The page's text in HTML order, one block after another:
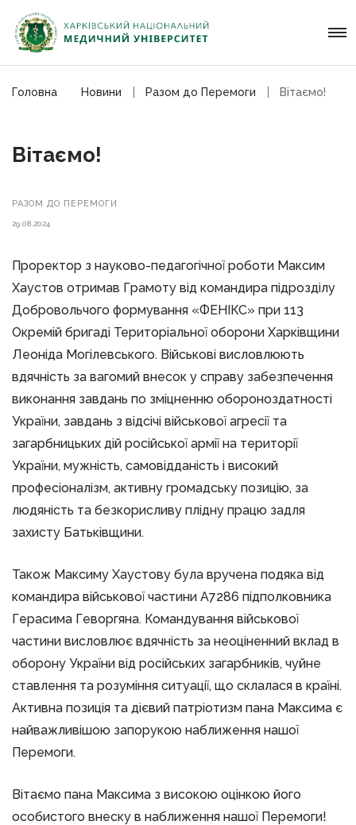
Головна Новини Разом до Перемоги Вітаємо!
Вітаємо!
РАЗОМ ДО ПЕРЕМОГИ
29.08.2024
Проректор з науково-педагогічної роботи Максим
Хаустов отримав Грамоту від командира підрозділу
Добровольчого формування «ФЕНІКС» при 113
Окремій бригаді Територіальної оборони Харківщини
Леоніда Могілевського. Військові висловлюють
вдячність за вагомий внесок у справу забезпечення
виконання завдань по зміцненню обороноздатності
України, завдань з відсічі військової агресії та
загарбницьких дій російської армії на території
України, мужність, самовідданість і високий
професіоналізм, активну громадську позицію, за
людяність та безкорисливу плідну працю задля
захисту Батьківщини.
Також Максиму Хаустову була вручена подяка від
командира військової частини А7286 підполковника
Герасима Геворгяна. Командування військової
частини висловлює вдячність за неоціненний вклад в
оборону України від російських загарбників, чуйне
ставлення та розуміння ситуації, що склалася в країні.
Активна позиція та дієвий патріотизм пана Максима є
найважливішою запорукою наближення нашої
Перемоги.
Вітаємо пана Максима з високою оцінкою його
особистого внеску в наближення нашої Перемоги!